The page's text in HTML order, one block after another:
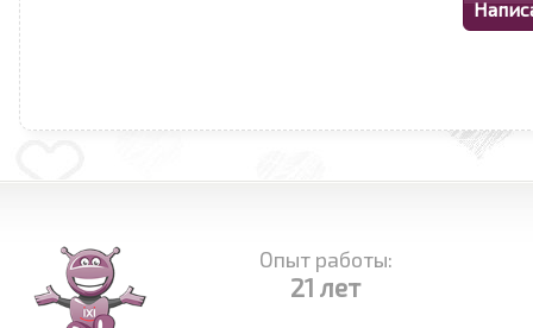
Опыт работы:
21 лет